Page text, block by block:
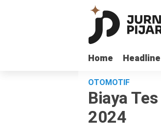
Home Headline
Home Headline
OTOMOTIF
Biaya
2024